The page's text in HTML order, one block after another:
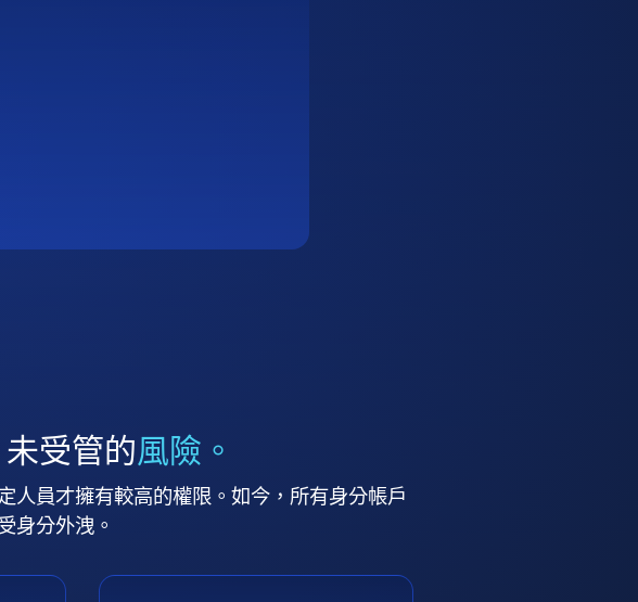
未受管的風險。
人員才擁有較高的權限。如今，所有身分帳戶
身分外洩。